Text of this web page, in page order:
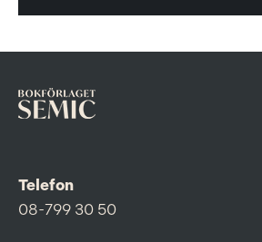
Telefon
08-799 30 50